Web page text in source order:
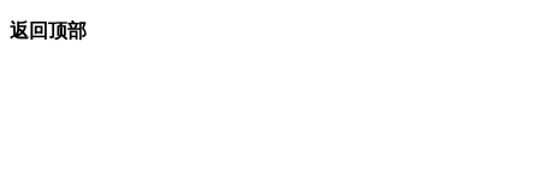
返回顶部